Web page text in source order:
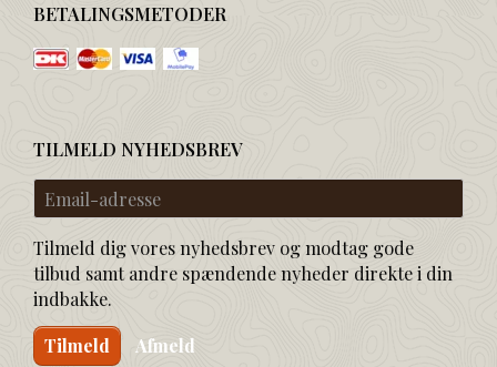
BETALINGSMETODER
TILMELD NYHEDSBREV
Email-
adresse
Tilmeld dig vores nyhedsbrev og modtag gode
tilbud samt andre spændende nyheder direkte i din
indbakke.
Tilmeld Afmeld